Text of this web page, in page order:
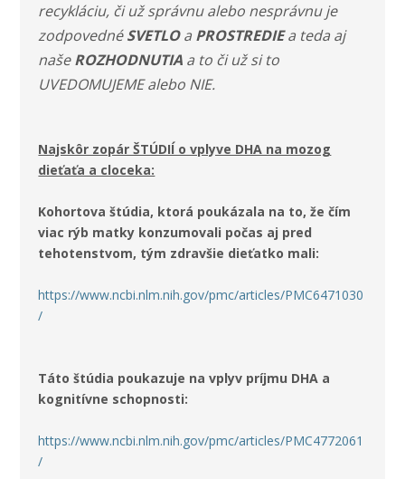
recykláciu, či už správnu alebo nesprávnu je
zodpovednéSVETLOa PROSTREDIEa teda aj
našeROZHODNUTIA a to či už si to
UVEDOMUJEME alebo NIE.
Najskôr zopár ŠTÚDIÍ o vplyve DHA na mozog
dieťaťa a cloceka:
Kohortova štúdia, ktorá poukázala na to, že čím
viac rýb matky konzumovali počas aj pred
tehotenstvom, tým zdravšie dieťatko mali:
https://www.ncbi.nlm.nih.gov/pmc/articles/PMC6471030
/
Táto štúdia poukazuje na vplyv príjmu DHA a
kognitívne schopnosti:
https://www.ncbi.nlm.nih.gov/pmc/articles/PMC4772061
/